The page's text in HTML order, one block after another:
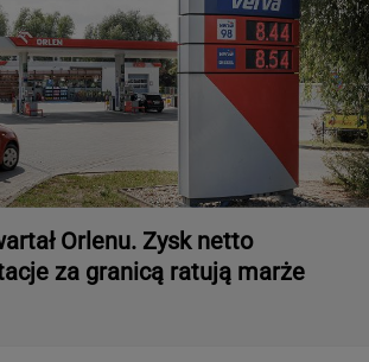
Orlenu. Zysk netto
za granicą ratują marże